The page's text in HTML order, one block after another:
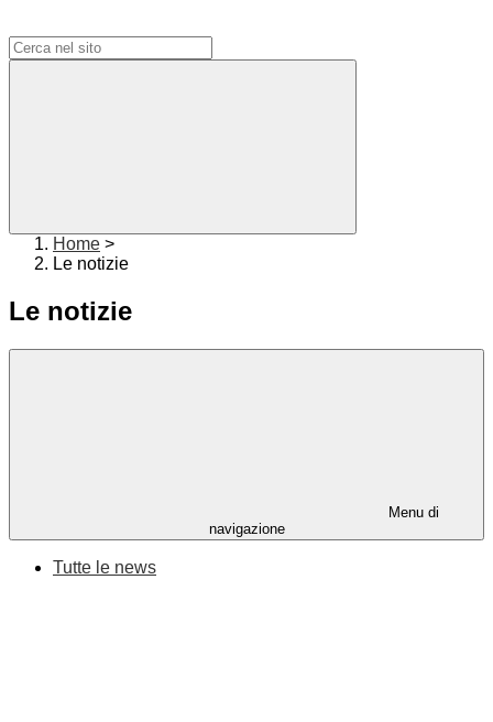
Home >
Le notizie
Le notizie
Menu di
navigazione
Tutte le news